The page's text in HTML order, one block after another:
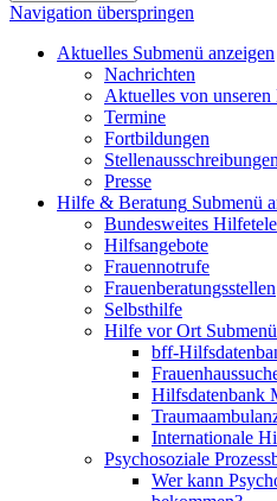
Navigation überspringen
Aktuelles Submenü anzeigen
Nachrichten
Aktuelles von
Termine
Fortbildungen
Stellenausschreibungen
Presse
Hilfe & Beratung Submenü
Bundesweites
Hilfsangebote
Frauennotrufe
Frauenberatungsstellen
Selbsthilfe
Hilfe vor Ort
bff-
Hilfsdatenbank
Internationale
Psychosoziale
Wer kann